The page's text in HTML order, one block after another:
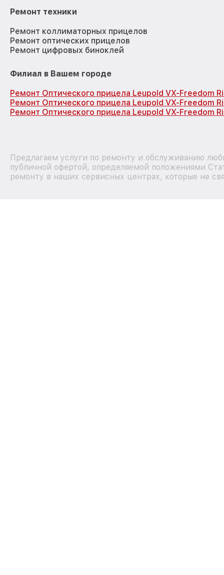
Ремонт техники
Ремонт коллиматорных прицелов
Ремонт оптических прицелов
Ремонт цифровых биноклей
Филиал в Вашем городе
Ремонт Оптического прицела Leupold VX-Freedom
Ремонт Оптического прицела Leupold VX-Freedom
Ремонт Оптического прицела Leupold VX-Freedom
Предлагаем услуги по ремонту и обслуживанию
публичной офертой, определяемой положениями
ремонту в наших сервисных центрах, которые не